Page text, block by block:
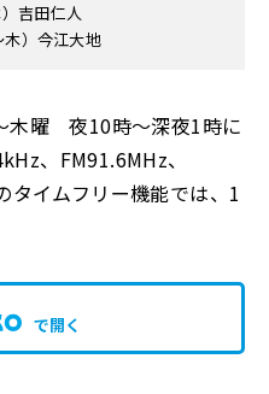
田仁人
今江大地
木曜 夜10時〜深夜1時に
、FM91.6MHz、
イムフリー機能では、1
で開く